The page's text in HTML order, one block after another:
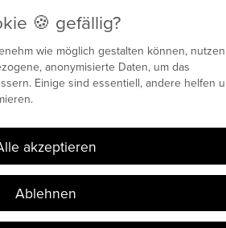
🍪 gefällig?
wie möglich gestalten können,
anonymisierte Daten, um das
Einige sind essentiell, andere helfen
akzeptieren
Ablehnen